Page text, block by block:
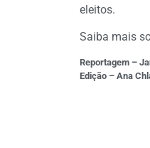
eleitos.
Saiba mais
Reportagem –
Edição – Ana